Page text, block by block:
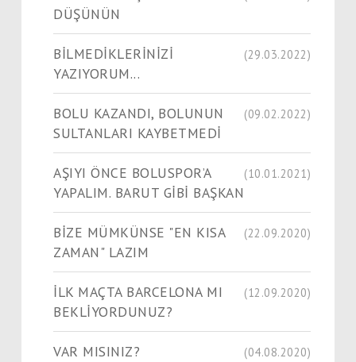
DÜŞÜNÜN
BİLMEDİKLERİNİZİ
YAZIYORUM...
(29.03.2022)
BOLU KAZANDI, BOLUNUN
SULTANLARI KAYBETMEDİ
(09.02.2022)
AŞIYI ÖNCE BOLUSPOR’A
YAPALIM. BARUT GİBİ BAŞKAN
(10.01.2021)
BİZE MÜMKÜNSE "EN KISA
ZAMAN" LAZIM
(22.09.2020)
İLK MAÇTA BARCELONA MI
BEKLİYORDUNUZ?
(12.09.2020)
VAR MISINIZ? (04.08.2020)